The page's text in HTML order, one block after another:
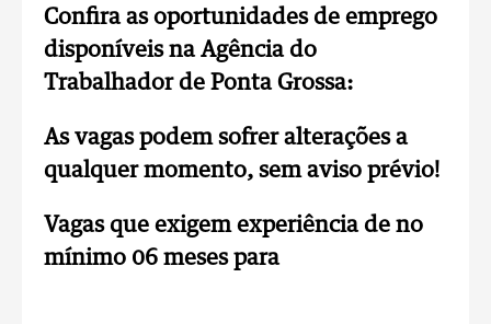
Confira as oportunidades de emprego
disponíveis na Agência do
Trabalhador de Ponta Grossa:
As vagas podem sofrer alterações a
qualquer momento, sem aviso prévio!
Vagas que exigem experiência de no
mínimo 06 meses para